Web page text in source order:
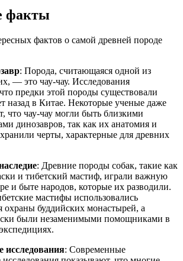
факты
фактов о самой древней породе
: Порода, считающаяся одной из
— это чау-чау. Исследования
предки этой породы существовали
назад в Китае. Некоторые ученые даже
что чау-чау могли быть близкими
динозавров, так как их анатомия и
черты, характерные для древних
: Древние породы собак, такие как
и тибетский мастиф, играли важную
и быте народов, которые их разводили.
мастифы использовались
охраны буддийских монастырей, а
были незаменимыми помощниками в
исследования: Современные